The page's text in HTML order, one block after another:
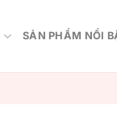
SẢN PHẨM NỔI